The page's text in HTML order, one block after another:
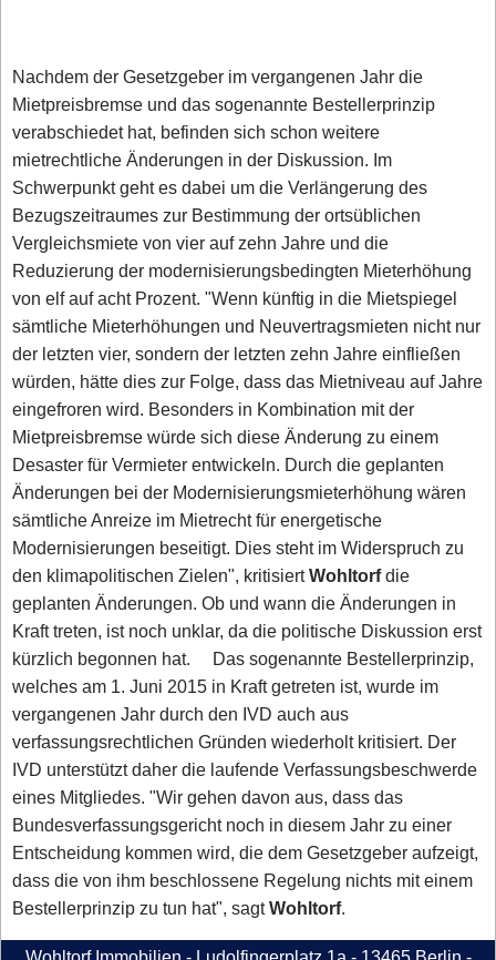
Nachdem der Gesetzgeber im vergangenen Jahr die
Mietpreisbremse und das sogenannte Bestellerprinzip
verabschiedet hat, befinden sich schon weitere
mietrechtliche Änderungen in der Diskussion. Im
Schwerpunkt geht es dabei um die Verlängerung des
Bezugszeitraumes zur Bestimmung der ortsüblichen
Vergleichsmiete von vier auf zehn Jahre und die
Reduzierung der modernisierungsbedingten Mieterhöhung
von elf auf acht Prozent. "Wenn künftig in die Mietspiegel
sämtliche Mieterhöhungen und Neuvertragsmieten nicht nur
der letzten vier, sondern der letzten zehn Jahre einfließen
würden, hätte dies zur Folge, dass das Mietniveau auf Jahre
eingefroren wird. Besonders in Kombination mit der
Mietpreisbremse würde sich diese Änderung zu einem
Desaster für Vermieter entwickeln. Durch die geplanten
Änderungen bei der Modernisierungsmieterhöhung wären
sämtliche Anreize im Mietrecht für energetische
Modernisierungen beseitigt. Dies steht im Widerspruch zu
den klimapolitischen Zielen", kritisiertWohltorfdie
geplanten Änderungen. Ob und wann die Änderungen in
Kraft treten, ist noch unklar, da die politische Diskussion erst
kürzlich begonnen hat. Das sogenannte Bestellerprinzip,
welches am 1. Juni 2015 in Kraft getreten ist, wurde im
vergangenen Jahr durch den IVD auch aus
verfassungsrechtlichen Gründen wiederholt kritisiert. Der
IVD unterstützt daher die laufende Verfassungsbeschwerde
eines Mitgliedes. "Wir gehen davon aus, dass das
Bundesverfassungsgericht noch in diesem Jahr zu einer
Entscheidung kommen wird, die dem Gesetzgeber aufzeigt,
dass die von ihm beschlossene Regelung nichts mit einem
Bestellerprinzip zu tun hat", sagtWohltorf.